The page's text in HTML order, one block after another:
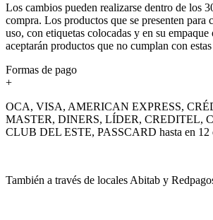
Los cambios pueden realizarse dentro de los
compra. Los productos que se presenten para
uso, con etiquetas colocadas y en su
aceptarán productos que no cumplan con
Formas de pago
+
OCA, VISA, AMERICAN EXPRESS,
MASTER, DINERS, LÍDER, CREDITEL,
CLUB DEL ESTE, PASSCARD hasta en 12
También a través de locales Abitab y